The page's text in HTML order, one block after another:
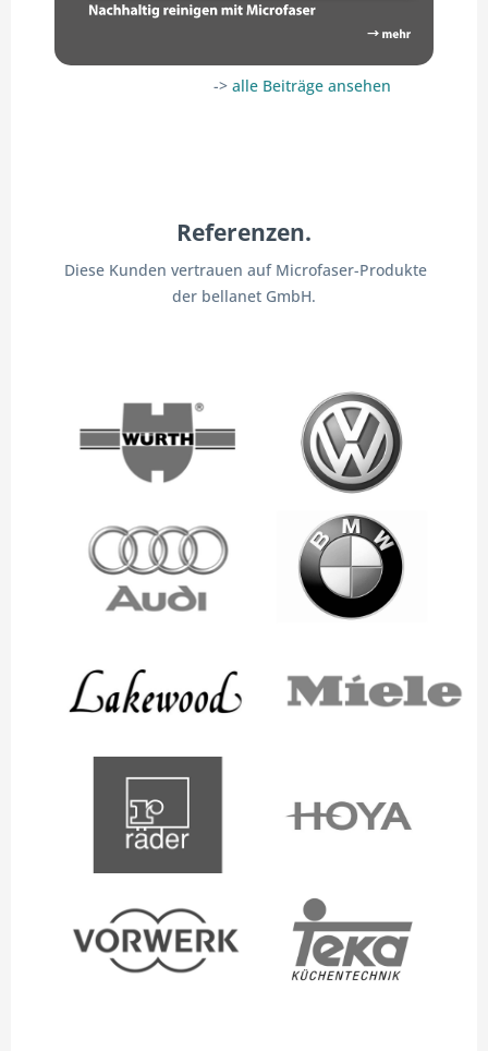
Referenzen.
Diese Kunden vertrauen auf Microfaser-Produkte
der bellanet GmbH.
-> alle Beiträge ansehen